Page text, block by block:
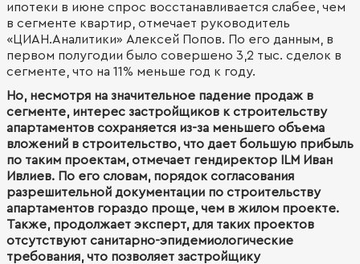
ипотеки в июне спрос восстанавливается слабее, чем
в сегменте квартир, отмечает руководитель
«ЦИАН.Аналитики» Алексей Попов. По его данным, в
первом полугодии было совершено 3,2 тыс. сделок в
сегменте, что на 11% меньше год к году.
Но, несмотря на значительное падение продаж в
сегменте, интерес застройщиков к строительству
апартаментов сохраняется из-за меньшего объема
вложений в строительство, что дает большую прибыль
по таким проектам, отмечает гендиректор ILM Иван
Ивлиев. По его словам, порядок согласования
разрешительной документации по строительству
апартаментов гораздо проще, чем в жилом проекте.
Также, продолжает эксперт, для таких проектов
отсутствуют санитарно-эпидемиологические
требования, что позволяет застройщику